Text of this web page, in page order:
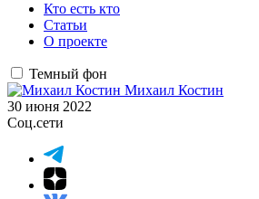
Кто есть кто
Статьи
О проекте
Темный фон
Михаил Костин
30 июня 2022
Соц.сети